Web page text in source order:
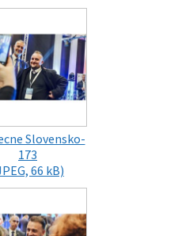
Slovensko-
173
66 kB)